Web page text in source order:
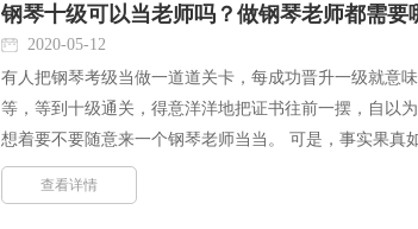
钢琴十级可以当老师吗？做钢琴老师都需要
2020-05-12
有人把钢琴考级当做一道道关卡，每成功晋升一级就意
等，等到十级通关，得意洋洋地把证书往前一摆，自以
想着要不要随意来一个钢琴老师当当。 可是，事实果真
师应具备的素养包括钢琴技术水平、音乐综合素质和教
术指的就是专业的演奏程度，音乐综合素质就是对乐理知
查看详情